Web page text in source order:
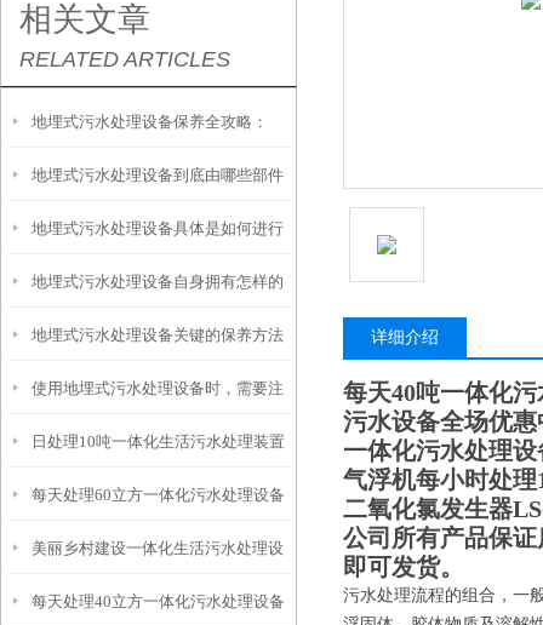
相关文章
RELATED ARTICLES
地埋式污水处理设备保养全攻略：
让“地下卫士”持续高效运转
地埋式污水处理设备到底由哪些部件
撑起？核心结构一文拆解
地埋式污水处理设备具体是如何进行
安装的呢？
地埋式污水处理设备自身拥有怎样的
特点呢？
地埋式污水处理设备关键的保养方法
使用地埋式污水处理设备时，需要注
意以下事项
日处理10吨一体化生活污水处理装置
每天处理60立方一体化污水处理设备
美丽乡村建设一体化生活污水处理设
备
每天处理40立方一体化污水处理设备
详细介绍
每天40吨一体化
污水设备全场优惠
一体化污水处理
气浮机每小时处理
二氧化氯发生器
公司所有产品保
即可发货。
污水处理流程的组合，一